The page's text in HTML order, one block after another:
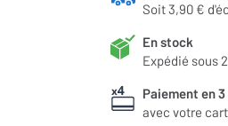
Soit 3,90 €
En stock
Expédié sous
Paiement en
avec votre